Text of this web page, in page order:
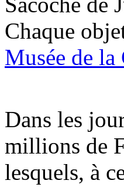
Chaque
Musée de
Dans les
millions de
lesquels, à